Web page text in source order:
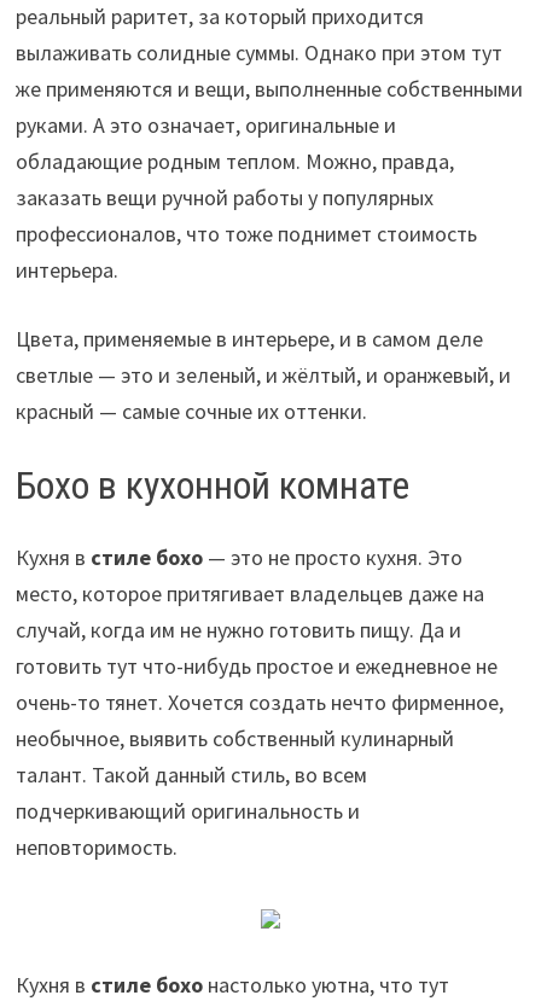
реальный раритет, за который приходится
вылаживать солидные суммы. Однако при этом тут
же применяются и вещи, выполненные собственными
руками. А это означает, оригинальные и
обладающие родным теплом. Можно, правда,
заказать вещи ручной работы у популярных
профессионалов, что тоже поднимет стоимость
интерьера.
Цвета, применяемые в интерьере, и в самом деле
светлые — это и зеленый, и жёлтый, и оранжевый, и
красный — самые сочные их оттенки.
Бохо в кухонной комнате
Кухня в стиле бохо— это не просто кухня. Это
место, которое притягивает владельцев даже на
случай, когда им не нужно готовить пищу. Да и
готовить тут что-нибудь простое и ежедневное не
очень-то тянет. Хочется создать нечто фирменное,
необычное, выявить собственный кулинарный
талант. Такой данный стиль, во всем
подчеркивающий оригинальность и
неповторимость.
Кухня в стиле бохонастолько уютна, что тут